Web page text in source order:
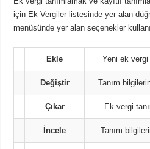
için Ek Vergiler listesinde yer alan
menüsünde yer alan seçenekler
Ekle Yeni ek vergi
Değiştir Tanım
Çıkar Ek vergi
İncele Tanım